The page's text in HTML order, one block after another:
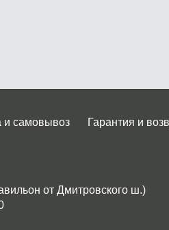
и самовывоз Гарантия и
от Дмитровского ш.)